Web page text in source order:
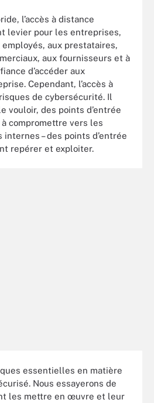
l’accès à distance
levier pour les entreprises,
employés, aux prestataires,
aux fournisseurs et à
d’accéder aux
Cependant, l’accès à
de cybersécurité. Il
vouloir, des points d’entrée
compromettre vers les
– des points d’entrée
repérer et exploiter.
essentielles en matière
Nous essayerons de
les mettre en œuvre et leur